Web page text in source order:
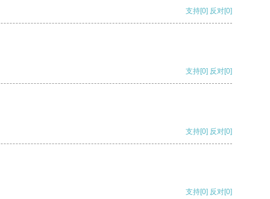
支持[0] 反对[0]
支持[0] 反对[0]
支持[0] 反对[0]
支持[0] 反对[0]